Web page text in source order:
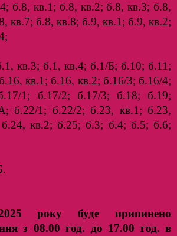
б.8, кв.1; б.8, кв.2; б.8, кв.3; б.8,
кв.7; б.8, кв.8; б.9, кв.1; б.9, кв.2;
кв.3; б.1, кв.4; б.1/Б; б.10; б.11;
кв.1; б.16, кв.2; б.16/3; б.16/4;
1; б.17/2; б.17/3; б.18; б.19;
б.22/1; б.22/2; б.23, кв.1; б.23,
кв.2; б.25; б.3; б.4; б.5; б.6;
року буде припинено
з 08.00 год. до 17.00 год. в